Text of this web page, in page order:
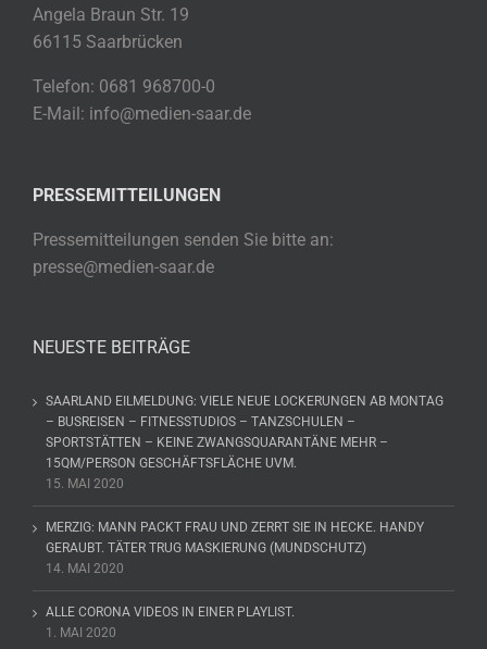
Angela Braun Str. 19
66115 Saarbrücken
Telefon: 0681 968700-0
E-Mail: info@medien-saar.de
PRESSEMITTEILUNGEN
Pressemitteilungen senden Sie bitte an:
presse@medien-saar.de
NEUESTE BEITRÄGE
SAARLAND EILMELDUNG: VIELE NEUE LOCKERUNGEN AB MONTAG
– BUSREISEN – FITNESSTUDIOS – TANZSCHULEN –
SPORTSTÄTTEN – KEINE ZWANGSQUARANTÄNE MEHR –
15QM/PERSON GESCHÄFTSFLÄCHE UVM.
15. MAI 2020
MERZIG: MANN PACKT FRAU UND ZERRT SIE IN HECKE. HANDY
GERAUBT. TÄTER TRUG MASKIERUNG (MUNDSCHUTZ)
14. MAI 2020
ALLE CORONA VIDEOS IN EINER PLAYLIST.
1. MAI 2020